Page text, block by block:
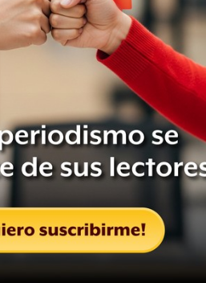
de Estado, Marco Rubio,
deliberadamente una
afirmó no tener
operación en la zona.
dio en medio de los ataques
fuerzas de EE.UU. e Israel
militares y gubernamentales en